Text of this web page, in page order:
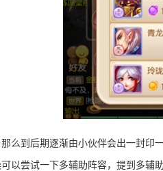
那么到后期逐渐由小伙伴会出一封印
以尝试一下多辅助阵容，提到多辅